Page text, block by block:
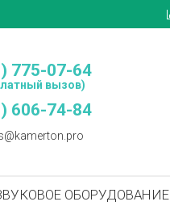
775-07-64
вызов)
606-74-84
ОБОРУДОВАНИЕ